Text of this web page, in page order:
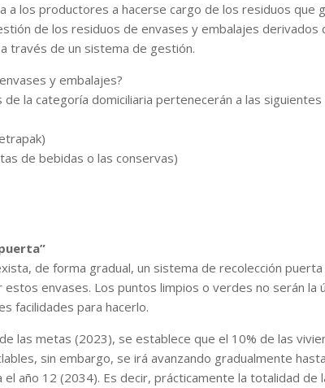
a los productores a hacerse cargo de los residuos que
de los residuos de envases y embalajes
través de un sistema de gestión.
y embalajes?
la categoría domiciliaria pertenecerán a las
de bebidas o las conservas)
de forma gradual, un sistema de recolección
estos envases. Los puntos limpios o verdes no serán la
facilidades para hacerlo.
las metas (2023), se establece que el 10% de las
sin embargo, se irá avanzando gradualmente
el año 12 (2034). Es decir, prácticamente la totalidad de